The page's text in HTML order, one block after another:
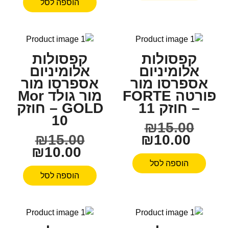
הוספה לסל
קפסולות
אלומיניום
אספרסו מור
פורטה FORTE
– חוזק 11
₪15.00
₪10.00
הוספה לסל
קפסולות
אלומיניום
אספרסו מור
מור גולד Mor
GOLD – חוזק
10
₪15.00
₪10.00
הוספה לסל